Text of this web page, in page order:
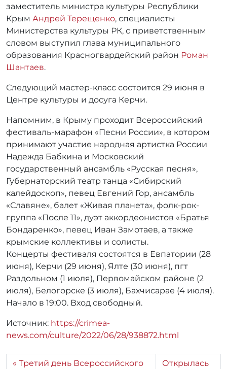
заместитель министра культуры Республики
Крым Андрей Терещенко, специалисты
Министерства культуры РК, с приветственным
словом выступил глава муниципального
образования Красногвардейский район Роман
Шантаев.
Следующий мастер-класс состоится 29 июня в
Центре культуры и досуга Керчи.
Напомним, в Крыму проходит Всероссийский
фестиваль-марафон «Песни России», в котором
принимают участие народная артистка России
Надежда Бабкина и Московский
государственный ансамбль «Русская песня»,
Губернаторский театр танца «Сибирский
калейдоскоп», певец Евгений Гор, ансамбль
«Славяне», балет «Живая планета», фолк-рок-
группа «После 11», дуэт аккордеонистов «Братья
Бондаренко», певец Иван Замотаев, а также
крымские коллективы и солисты.
Концерты фестиваля состоятся в Евпатории (28
июня), Керчи (29 июня), Ялте (30 июня), пгт
Раздольном (1 июля), Первомайском районе (2
июля), Белогорске (3 июля), Бахчисарае (4 июля).
Начало в 19:00. Вход свободный.
Источник: https://crimea-
news.com/culture/2022/06/28/938872.html
Третий день Всероссийского
Открылась